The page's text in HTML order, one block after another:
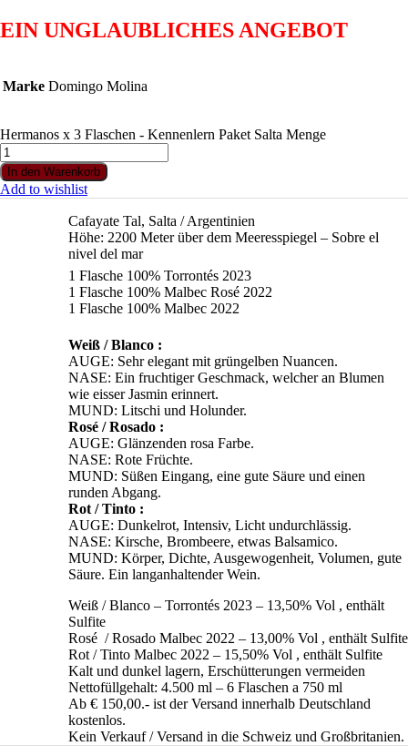
EIN UNGLAUBLICHES ANGEBOT
Marke Domingo Molina
Hermanos x 3 Flaschen - Kennenlern Paket Salta Menge
In den Warenkorb
Add to wishlist
Cafayate Tal, Salta / Argentinien
Höhe: 2200 Meter über dem Meeresspiegel – Sobre el
nivel del mar
1 Flasche 100% Torrontés 2023
1 Flasche 100% Malbec Rosé 2022
1 Flasche 100% Malbec 2022
Weiß / Blanco :
AUGE: Sehr elegant mit grüngelben Nuancen.
NASE: Ein fruchtiger Geschmack, welcher an Blumen
wie eisser Jasmin erinnert.
MUND: Litschi und Holunder.
Rosé / Rosado :
AUGE: Glänzenden rosa Farbe.
NASE: Rote Früchte.
MUND: Süßen Eingang, eine gute Säure und einen
runden Abgang.
Rot / Tinto :
AUGE: Dunkelrot, Intensiv, Licht undurchlässig.
NASE: Kirsche, Brombeere, etwas Balsamico.
MUND: Körper, Dichte, Ausgewogenheit, Volumen, gute
Säure. Ein langanhaltender Wein.
Weiß / Blanco – Torrontés 2023 – 13,50% Vol , enthält
Sulfite
Rosé / Rosado Malbec 2022 – 13,00% Vol , enthält Sulfite
Rot / Tinto Malbec 2022 – 15,50% Vol , enthält Sulfite
Kalt und dunkel lagern, Erschütterungen vermeiden
Nettofüllgehalt: 4.500 ml – 6 Flaschen a 750 ml
Ab € 150,00.- ist der Versand innerhalb Deutschland
kostenlos.
Kein Verkauf / Versand in die Schweiz und Großbritanien.